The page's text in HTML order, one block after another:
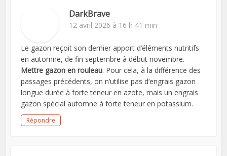
DarkBrave
12 avril 2026 à 16 h 41 min
Le gazon reçoit son dernier apport d’éléments nutritifs
en automne, de fin septembre à début novembre.
Mettre gazon en rouleau. Pour cela, à la différence des
passages précédents, on n’utilise pas d’engrais gazon
longue durée à forte teneur en azote, mais un engrais
gazon spécial automne à forte teneur en potassium.
Répondre